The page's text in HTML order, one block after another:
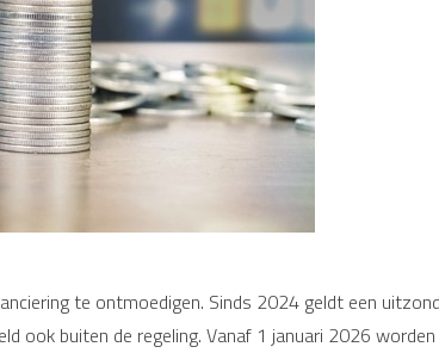
te ontmoedigen. Sinds 2024 geldt een
ook buiten de regeling. Vanaf 1 januari 2026 worden